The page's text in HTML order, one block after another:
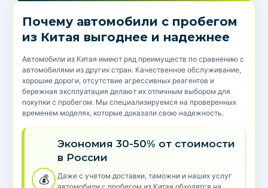
Почему автомобили с пробегом
из Китая выгоднее и надежнее
Автомобили из Китая имеют ряд преимуществ по сравнению с
автомобилями из других стран. Качественное обслуживание,
хорошие дороги, отсутствие агрессивных реагентов и
бережная эксплуатация делают их отличным выбором для
покупки с пробегом. Мы специализируемся на проверенных
временем моделях, которые доказали свою надежность.
💰
Экономия 30-50% от стоимости
в России
Даже с учетом доставки, таможни и наших услуг